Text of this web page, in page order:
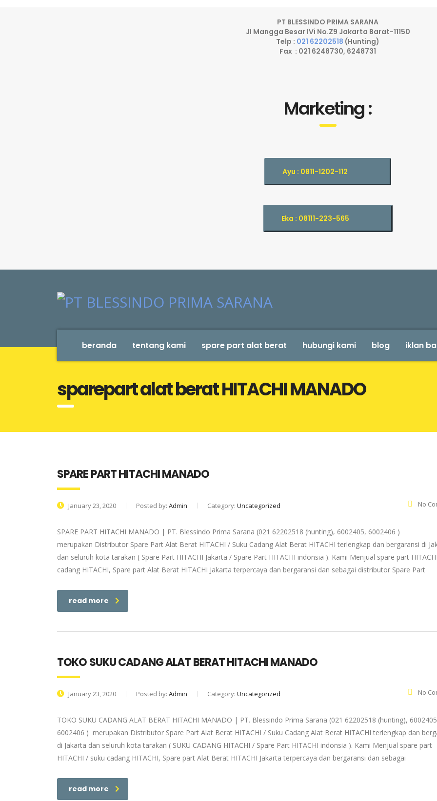
PT BLESSINDO PRIMA SARANA
Jl Mangga Besar IVi No.Z9 Jakarta Barat-11150
Telp : 021 62202518 (Hunting)
Fax : 021 6248730, 6248731
Marketing :
Ayu : 0811-1202-112
Eka : 08111-223-565
beranda tentang kami spare part alat berat hubungi kami blog iklan
sparepart alat berat HITACHI MANADO
SPARE PART HITACHI MANADO
January 23, 2020 Posted by: Admin Category: Uncategorized No
SPARE PART HITACHI MANADO | PT. Blessindo Prima Sarana (021 62202518 (hunting), 6002405, 6002406 )
merupakan Distributor Spare Part Alat Berat HITACHI / Suku Cadang Alat Berat HITACHI terlengkap dan bergaransi di
dan seluruh kota tarakan ( Spare Part HITACHI Jakarta / Spare Part HITACHI indonsia ). Kami Menjual spare part
cadang HITACHI, Spare part Alat Berat HITACHI Jakarta terpercaya dan bergaransi dan sebagai distributor Spare Part
read more
TOKO SUKU CADANG ALAT BERAT HITACHI MANADO
January 23, 2020 Posted by: Admin Category: Uncategorized No
TOKO SUKU CADANG ALAT BERAT HITACHI MANADO | PT. Blessindo Prima Sarana (021 62202518 (hunting),
6002406 ) merupakan Distributor Spare Part Alat Berat HITACHI / Suku Cadang Alat Berat HITACHI terlengkap dan
di Jakarta dan seluruh kota tarakan ( SUKU CADANG HITACHI / Spare Part HITACHI indonsia ). Kami Menjual spare part
HITACHI / suku cadang HITACHI, Spare part Alat Berat HITACHI Jakarta terpercaya dan bergaransi dan sebagai
read more